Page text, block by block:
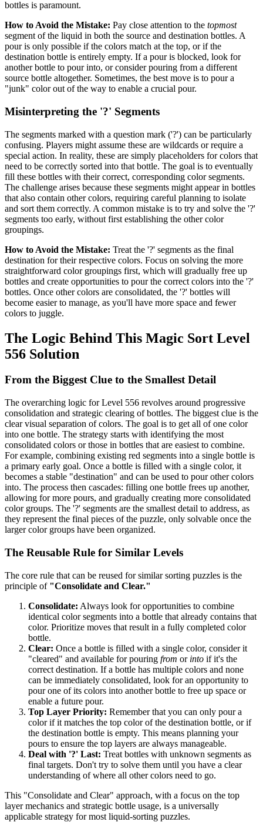
bottles is paramount.
How to Avoid the Mistake: Pay close attention to the topmost
segment of the liquid in both the source and destination bottles. A
pour is only possible if the colors match at the top, or if the
destination bottle is entirely empty. If a pour is blocked, look for
another bottle to pour into, or consider pouring from a different
source bottle altogether. Sometimes, the best move is to pour a
"junk" color out of the way to enable a crucial pour.
Misinterpreting the '?' Segments
The segments marked with a question mark ('?') can be particularly
confusing. Players might assume these are wildcards or require a
special action. In reality, these are simply placeholders for colors that
need to be correctly sorted into that bottle. The goal is to eventually
fill these bottles with their correct, corresponding color segments.
The challenge arises because these segments might appear in bottles
that also contain other colors, requiring careful planning to isolate
and sort them correctly. A common mistake is to try and solve the '?'
segments too early, without first establishing the other color
groupings.
How to Avoid the Mistake: Treat the '?' segments as the final
destination for their respective colors. Focus on solving the more
straightforward color groupings first, which will gradually free up
bottles and create opportunities to pour the correct colors into the '?'
bottles. Once other colors are consolidated, the '?' bottles will
become easier to manage, as you'll have more space and fewer
colors to juggle.
The Logic Behind This Magic Sort Level
556 Solution
From the Biggest Clue to the Smallest Detail
The overarching logic for Level 556 revolves around progressive
consolidation and strategic clearing of bottles. The biggest clue is the
clear visual separation of colors. The goal is to get all of one color
into one bottle. The strategy starts with identifying the most
consolidated colors or those in bottles that are easiest to combine.
For example, combining existing red segments into a single bottle is
a primary early goal. Once a bottle is filled with a single color, it
becomes a stable "destination" and can be used to pour other colors
into. The process then cascades: filling one bottle frees up another,
allowing for more pours, and gradually creating more consolidated
color groups. The '?' segments are the smallest detail to address, as
they represent the final pieces of the puzzle, only solvable once the
larger color groups have been organized.
The Reusable Rule for Similar Levels
The core rule that can be reused for similar sorting puzzles is the
principle of "Consolidate and Clear."
Consolidate: Always look for opportunities to combine
identical color segments into a bottle that already contains that
color. Prioritize moves that result in a fully completed color
bottle.
Clear: Once a bottle is filled with a single color, consider it
"cleared" and available for pouring from or into if it's the
correct destination. If a bottle has multiple colors and none
can be immediately consolidated, look for an opportunity to
pour one of its colors into another bottle to free up space or
enable a future pour.
Top Layer Priority: Remember that you can only pour a
color if it matches the top color of the destination bottle, or if
the destination bottle is empty. This means planning your
pours to ensure the top layers are always manageable.
Deal with '?' Last: Treat bottles with unknown segments as
final targets. Don't try to solve them until you have a clear
understanding of where all other colors need to go.
This "Consolidate and Clear" approach, with a focus on the top
layer mechanics and strategic bottle usage, is a universally
applicable strategy for most liquid-sorting puzzles.